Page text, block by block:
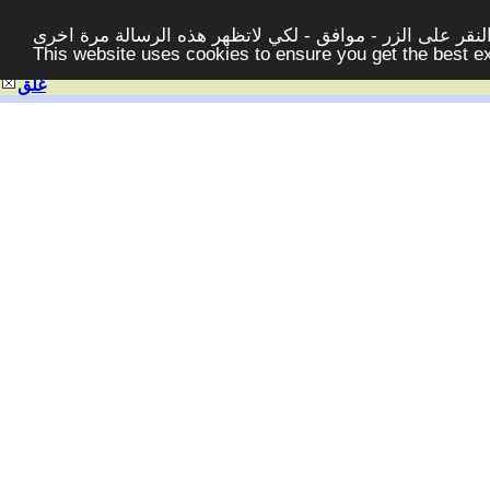
على الزر - موافق - لكي لاتظهر هذه الرسالة مرة اخرى -
This website uses cookies to ensure you get the best
غلق